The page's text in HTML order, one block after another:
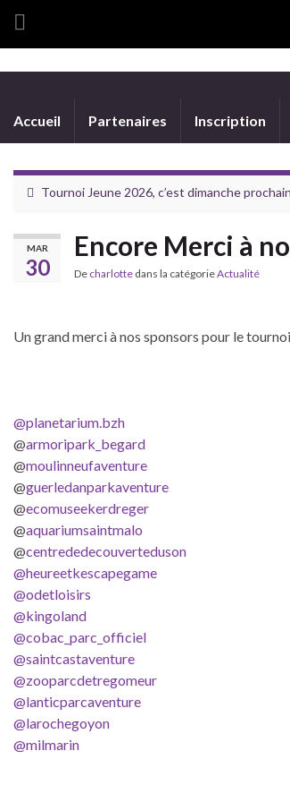
Accueil Partenaires Inscription
Tournoi Jeune 2026, c’est dimanche
MAR
30
Encore Merci à
De charlotte dans la catégorieActualité
Un grand merci à nos sponsors pour le
@planetarium.bzh
@armoripark_begard
@moulinneufaventure
@guerledanparkaventure
@ecomuseekerdreger
@aquariumsaintmalo
@centrededecouverteduson
@heureetkescapegame
@odetloisirs
@kingoland
@cobac_parc_officiel
@saintcastaventure
@zooparcdetregomeur
@lanticparcaventure
@larochegoyon
@milmarin